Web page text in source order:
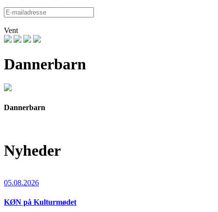
Vent
Dannerbarn
Dannerbarn
Nyheder
05.08.2026
KØN på Kulturmødet